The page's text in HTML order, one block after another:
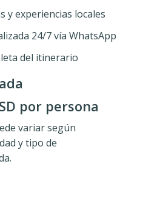
y experiencias locales
24/7 vía WhatsApp
del itinerario
por persona
variar según
y tipo de